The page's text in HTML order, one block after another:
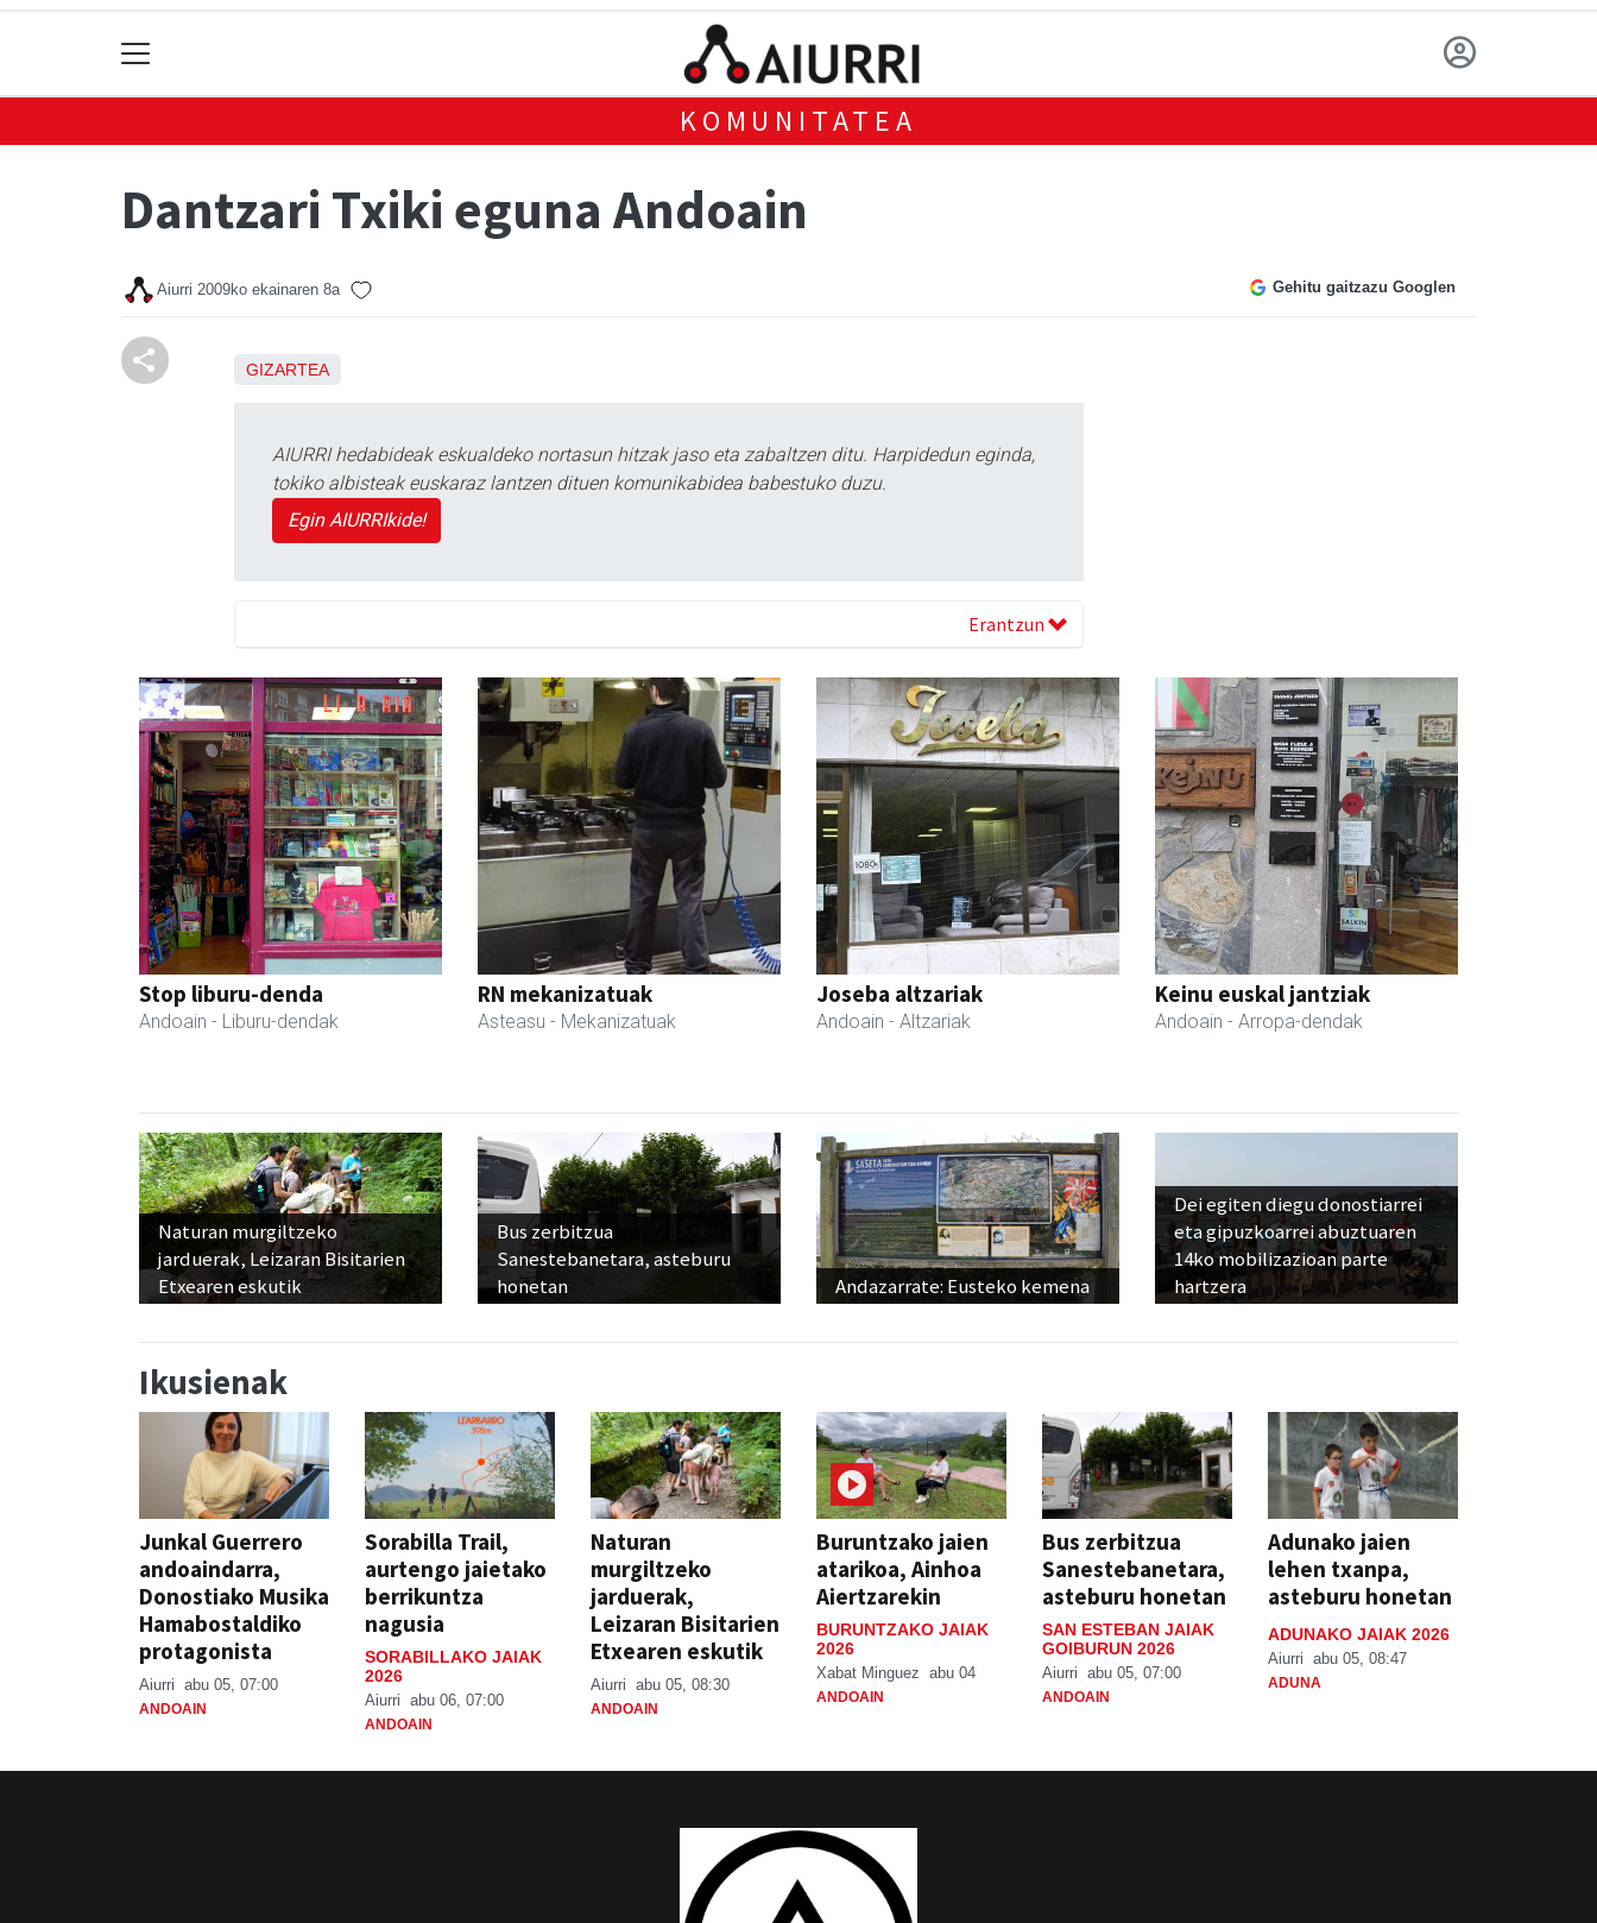
KOMUNITATEA
Dantzari Txiki eguna Andoain
Aiurri 2009ko ekainaren 8a Gehitu gaitzazu Googlen
GIZARTEA
AIURRI hedabideak eskualdeko nortasun hitzak jaso eta zabaltzen ditu. Harpidedun eginda,
tokiko albisteak euskaraz lantzen dituen komunikabidea babestuko duzu.
Egin AIURRIkide!
Erantzun
Stop liburu-denda
Andoain - Liburu-dendak
RN mekanizatuak
Asteasu - Mekanizatuak
Joseba altzariak
Andoain - Altzariak
Keinu euskal jantziak
Andoain - Arropa-dendak
Naturan murgiltzeko
jarduerak, Leizaran Bisitarien
Etxearen eskutik
Bus zerbitzua
Sanestebanetara, asteburu
honetan
Andazarrate: Eusteko kemena
Dei egiten diegu donostiarrei
eta gipuzkoarrei abuztuaren
14ko mobilizazioan parte
hartzera
Ikusienak
Junkal Guerrero
andoaindarra,
Donostiako Musika
Hamabostaldiko
protagonista
Aiurri abu 05, 07:00
ANDOAIN
Sorabilla Trail,
aurtengo jaietako
berrikuntza
nagusia
SORABILLAKO JAIAK
2026
Aiurri abu 06, 07:00
ANDOAIN
Naturan
murgiltzeko
jarduerak,
Leizaran Bisitarien
Etxearen eskutik
Aiurri abu 05, 08:30
ANDOAIN
Buruntzako jaien
atarikoa, Ainhoa
Aiertzarekin
BURUNTZAKO JAIAK
2026
Xabat Minguez abu 04
ANDOAIN
Bus zerbitzua
Sanestebanetara,
asteburu honetan
SAN ESTEBAN JAIAK
GOIBURUN 2026
Aiurri abu 05, 07:00
ANDOAIN
Adunako jaien
lehen txanpa,
asteburu honetan
ADUNAKO JAIAK 2026
Aiurri abu 05, 08:47
ADUNA